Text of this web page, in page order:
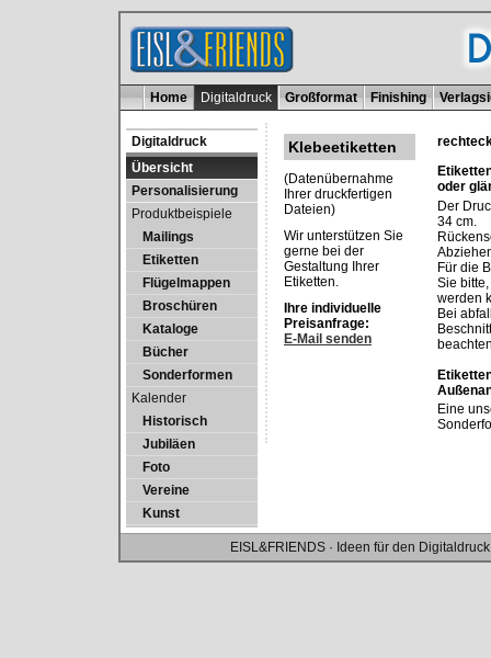
Home Digitaldruck Großformat Finishing
Digitaldruck
Übersicht
Personalisierung
Produktbeispiele
Mailings
Etiketten
Flügelmappen
Broschüren
Kataloge
Bücher
Sonderformen
Kalender
Historisch
Jubiläen
Foto
Vereine
Kunst
Klebeetiketten
(Datenübernahme
Ihrer druckfertigen
Dateien)
Wir unterstützen Sie
gerne bei der
Gestaltung Ihrer
Etiketten.
Ihre individuelle
Preisanfrage:
E-Mail senden
oder
Der
34 cm.
Für die
Sie
werden
Bei
Eine
EISL&FRIENDS · Ideen für den